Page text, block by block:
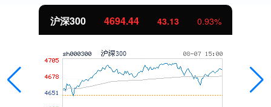
沪深300 4694.44 43.13 0.93%